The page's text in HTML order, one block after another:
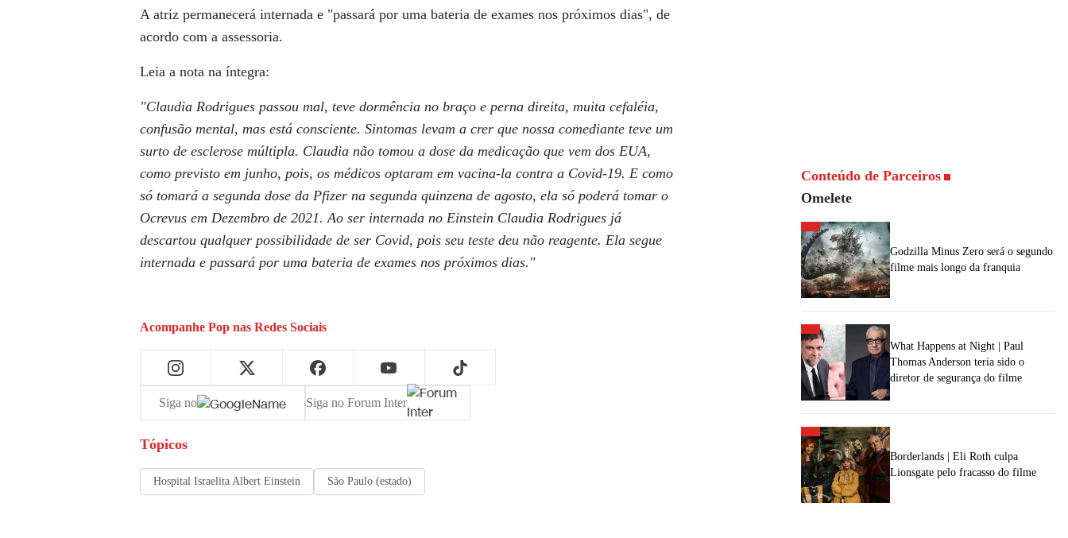
A atriz permanecerá internada e "passará por uma bateria de exames nos próximos dias", de
acordo com a assessoria.
Leia a nota na íntegra:
"Claudia Rodrigues passou mal, teve dormência no braço e perna direita, muita cefaléia,
confusão mental, mas está consciente. Sintomas levam a crer que nossa comediante teve um
surto de esclerose múltipla. Claudia não tomou a dose da medicação que vem dos EUA,
como previsto em junho, pois, os médicos optaram em vacina-la contra a Covid-19. E como
só tomará a segunda dose da Pfizer na segunda quinzena de agosto, ela só poderá tomar o
Ocrevus em Dezembro de 2021. Ao ser internada no Einstein Claudia Rodrigues já
descartou qualquer possibilidade de ser Covid, pois seu teste deu não reagente. Ela segue
internada e passará por uma bateria de exames nos próximos dias."
Acompanhe Pop nas Redes Sociais
Siga no Siga no Forum Inter
Tópicos
Hospital Israelita Albert Einstein São Paulo (estado)
Conteúdo de Parceiros
Omelete
Godzilla Minus Zero será o segundo
filme mais longo da franquia
What Happens at Night | Paul
Thomas Anderson teria sido o
diretor de segurança do filme
Borderlands | Eli Roth culpa
Lionsgate pelo fracasso do filme